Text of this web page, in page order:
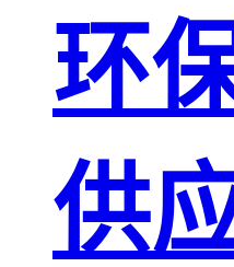
环
供